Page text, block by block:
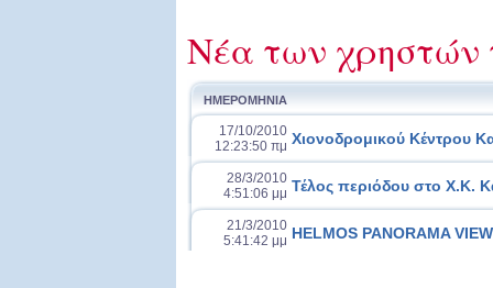
Νέα των
ΗΜΕΡΟΜΗΝΙΑ
17/10/2010
12:23:50 πμ Χιονοδρομικού Κέντρου
28/3/2010
4:51:06 μμ Τέλος περιόδου στο Χ.Κ.
21/3/2010
5:41:42 μμ HELMOS PANORAMA